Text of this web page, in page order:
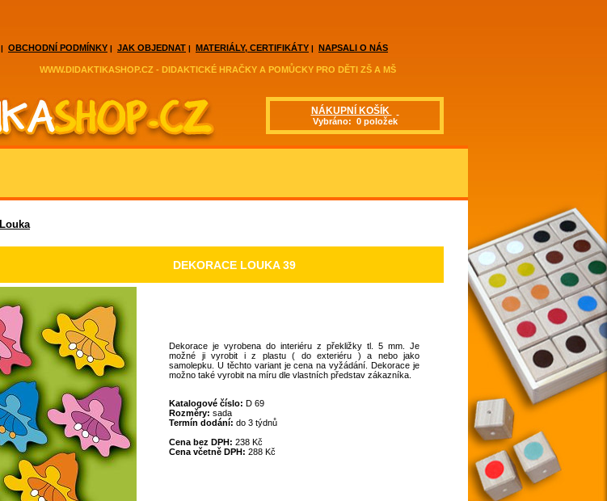
WWW.DIDAKTIKASHOP.CZ - DIDAKTICKÉ HRAČKY A POMŮCKY PRO DĚTI ZŠ A MŠ
| OBCHODNÍ PODMÍNKY | JAK OBJEDNAT | MATERIÁLY, CERTIFIKÁTY | NAPSALI O NÁS
NÁKUPNÍ KOŠÍK
Vybráno: 0 položek
Louka
DEKORACE LOUKA 39
Dekorace je vyrobena do interiéru z překližky tl. 5 mm. Je
možné ji vyrobit i z plastu ( do exteriéru ) a nebo jako
samolepku. U těchto variant je cena na vyžádání. Dekorace je
možno také vyrobit na míru dle vlastních představ zákazníka.
Katalogové číslo: D 69
Rozměry: sada
Termín dodání: do 3 týdnů
Cena bez DPH: 238 Kč
Cena včetně DPH: 288 Kč